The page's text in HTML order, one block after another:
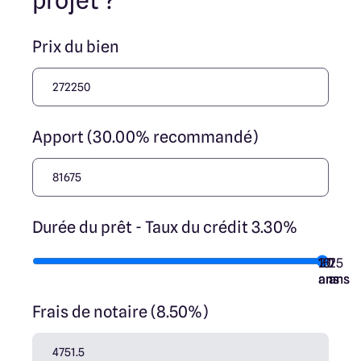
Prix du bien
Apport (30.00% recommandé)
Durée du prêt - Taux du crédit 3.30%
7
ans
10
ans
15
ans
20
ans
25
ans
Frais de notaire (8.50%)